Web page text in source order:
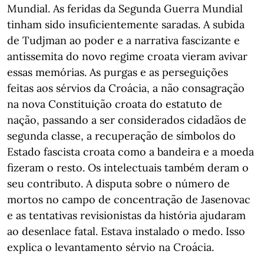
Mundial. As feridas da Segunda Guerra Mundial
tinham sido insuficientemente saradas. A subida
de Tudjman ao poder e a narrativa fascizante e
antissemita do novo regime croata vieram avivar
essas memórias. As purgas e as perseguições
feitas aos sérvios da Croácia, a não consagração
na nova Constituição croata do estatuto de
nação, passando a ser considerados cidadãos de
segunda classe, a recuperação de símbolos do
Estado fascista croata como a bandeira e a moeda
fizeram o resto. Os intelectuais também deram o
seu contributo. A disputa sobre o número de
mortos no campo de concentração de Jasenovac
e as tentativas revisionistas da história ajudaram
ao desenlace fatal. Estava instalado o medo. Isso
explica o levantamento sérvio na Croácia.